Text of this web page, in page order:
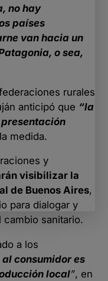
no hay
países
van hacia un
o sea,
rurales
anticipó que “la
medida.
y
visibilizar la
de Buenos Aires,
para dialogar y
sanitario.
a los
consumidor es
local”, en